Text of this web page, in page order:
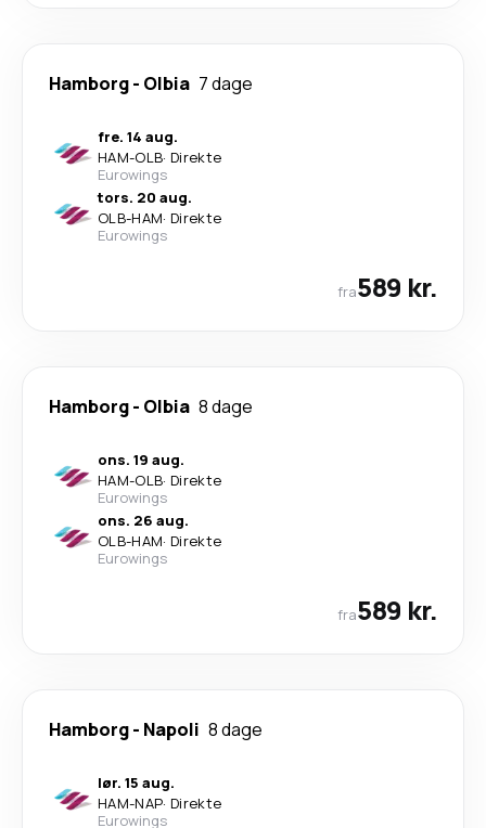
Hamborg- Olbia 7 dage
fre. 14 aug.
HAM-OLB· Direkte
Eurowings
tors. 20 aug.
OLB-HAM· Direkte
Eurowings
fra589 kr.
Hamborg- Olbia 8 dage
ons. 19 aug.
HAM-OLB· Direkte
Eurowings
ons. 26 aug.
OLB-HAM· Direkte
Eurowings
fra589 kr.
Hamborg- Napoli 8 dage
lør. 15 aug.
HAM-NAP· Direkte
Eurowings